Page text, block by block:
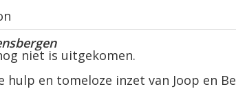
niet is uitgekomen.
hulp en tomeloze inzet van Joop en